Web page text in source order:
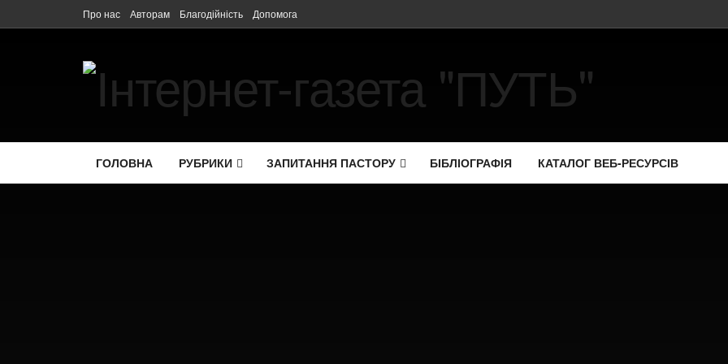
Про нас Авторам Благодійність Допомога
ГОЛОВНА РУБРИКИ ЗАПИТАННЯ ПАСТОРУ БІБЛІОГРАФІЯ КАТАЛОГ ВЕБ-РЕСУРСІВ